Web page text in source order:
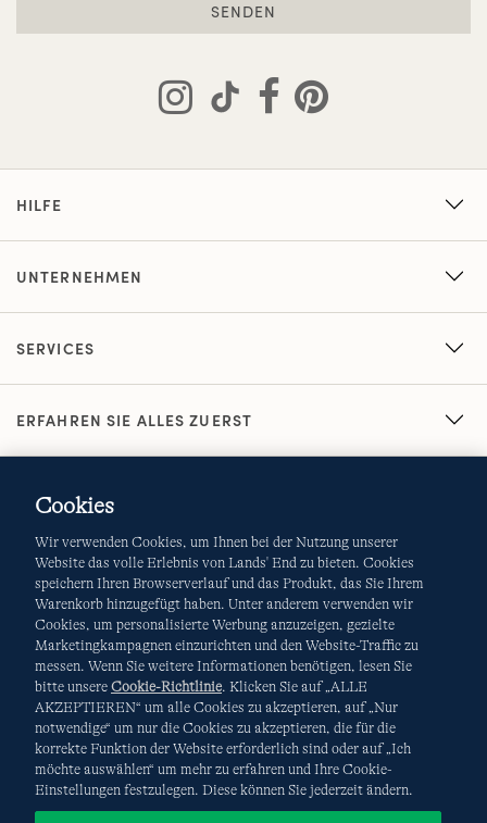
SENDEN
HILFE
UNTERNEHMEN
SERVICES
ERFAHREN SIE ALLES ZUERST
AGB Datenschutz & Sicherheit
Cookies-Ich möchte auswählen Site Map
Internationale Websites
Diese Website ist durch reCAPTCHA geschützt. Es gelten die
DatenschutzerklärungundNutzungsbedingungen
Google.
Cookies
Wir verwenden Cookies, um Ihnen bei der Nutzung unserer
Website das volle Erlebnis von Lands' End zu bieten. Cookies
speichern Ihren Browserverlauf und das Produkt, das Sie Ihrem
Warenkorb hinzugefügt haben. Unter anderem verwenden wir
Cookies, um personalisierte Werbung anzuzeigen, gezielte
Marketingkampagnen einzurichten und den Website-Traffic zu
messen. Wenn Sie weitere Informationen benötigen, lesen Sie
bitte unsere Cookie-Richtlinie. Klicken Sie auf „ALLE
AKZEPTIEREN“ um alle Cookies zu akzeptieren, auf „Nur
notwendige“ um nur die Cookies zu akzeptieren, die für die
korrekte Funktion der Website erforderlich sind oder auf „Ich
möchte auswählen“ um mehr zu erfahren und Ihre Cookie-
Einstellungen festzulegen. Diese können Sie jederzeit ändern.